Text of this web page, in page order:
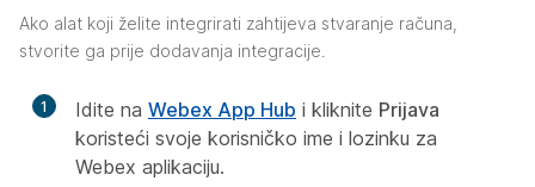
Ako alat koji želite integrirati zahtijeva stvaranje računa,
stvorite ga prije dodavanja integracije.
1 Idite na Webex App Hub i kliknite Prijava
koristeći svoje korisničko ime i lozinku za
Webex aplikaciju.